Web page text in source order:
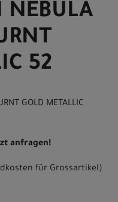
NEBULA
52
GOLD METALLIC
anfragen!
für Grossartikel)